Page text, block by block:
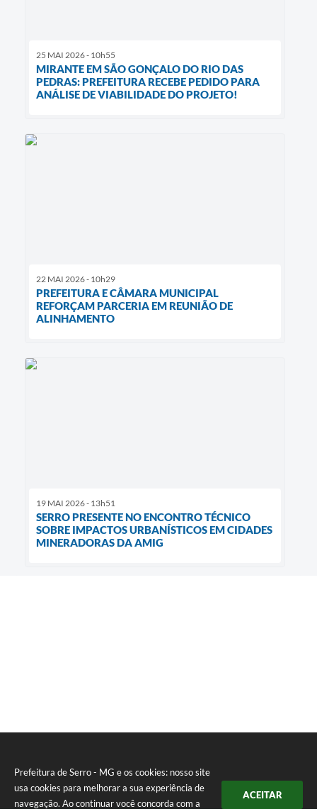
Prefeitura de Serro - MG e os cookies: nosso site
usa cookies para melhorar a sua experiência de
navegação. Ao continuar você concorda com a
ACEITAR
25 MAI 2026 - 10h55
MIRANTE EM SÃO GONÇALO DO RIO DAS
PEDRAS: PREFEITURA RECEBE PEDIDO PARA
ANÁLISE DE VIABILIDADE DO PROJETO!
22 MAI 2026 - 10h29
PREFEITURA E CÂMARA MUNICIPAL
REFORÇAM PARCERIA EM REUNIÃO DE
ALINHAMENTO
19 MAI 2026 - 13h51
SERRO PRESENTE NO ENCONTRO TÉCNICO
SOBRE IMPACTOS URBANÍSTICOS EM CIDADES
MINERADORAS DA AMIG